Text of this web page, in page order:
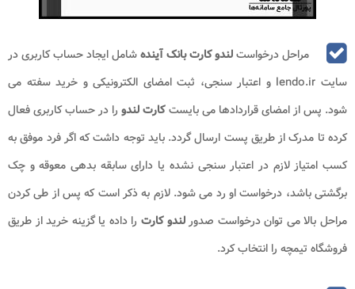
مراحل درخواستلندو کارت بانک آیندهشامل ایجاد حساب کاربری در
سایت lendo.ir و اعتبار سنجی، ثبت امضای الکترونیکی و خرید سفته می
شود. پس از امضای قراردادها می بایستکارت لندو را در حساب کاربری فعال
کرده تا مدرک از طریق پست ارسال گردد. باید توجه داشت که اگر فرد موفق به
کسب امتیاز لازم در اعتبار سنجی نشده یا دارای سابقه بدهی معوقه و چک
برگشتی باشد، درخواست او رد می شود. لازم به ذکر است که پس از طی کردن
مراحل بالا می توان درخواست صدورلندو کارت را داده یا گزینه خرید از طریق
فروشگاه تیمچه را انتخاب کرد.